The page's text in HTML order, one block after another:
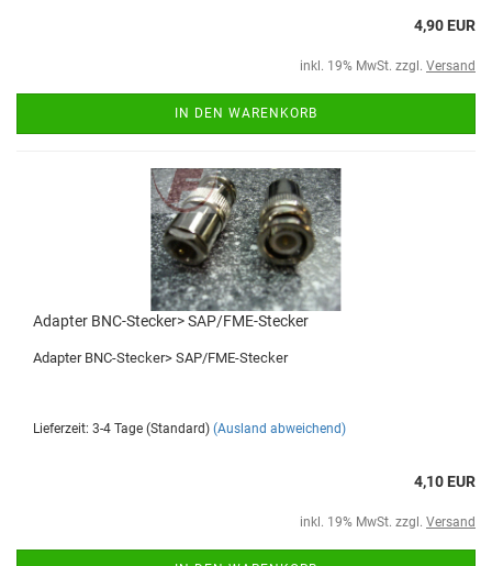
4,90 EUR
inkl. 19% MwSt. zzgl. Versand
IN DEN WARENKORB
Adapter BNC-Stecker> SAP/FME-Stecker
Adapter BNC-Stecker> SAP/FME-Stecker
Lieferzeit: 3-4 Tage (Standard) (Ausland abweichend)
4,10 EUR
inkl. 19% MwSt. zzgl. Versand